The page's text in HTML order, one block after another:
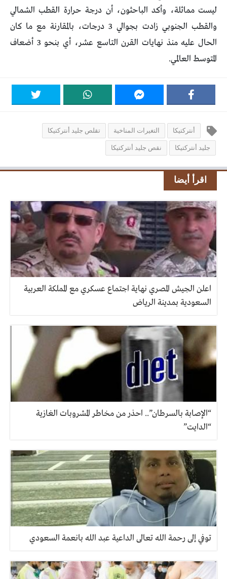
ليست مماثلة، وأكد الباحثون، أن درجة حرارة القطب الشمالي
والقطب الجنوبي زادت بجوالي 3 درجات، بالمقارنة مع ما كان
الحال عليه منذ نهايات القرن التاسع عشر، أي بنحو 3 أضعاف
المتوسط العالمي.
أنتركتيكا التغيرات المناخية تقلص جليد أنتركتيكا
جليد أنتركتيكا نقص جليد أنتركتيكا
اقرأ أيضا
اعلن الجيش المصري نهاية اجتماع عسكري مع المملكة العربية
السعودية بمدينة الرياض
“الإصابة بالسرطان”.. احذر من مخاطر المشروبات الغازية
“الدايت”
توفي إلى رحمة الله تعالى الداعية عبد الله بانعمة السعودي